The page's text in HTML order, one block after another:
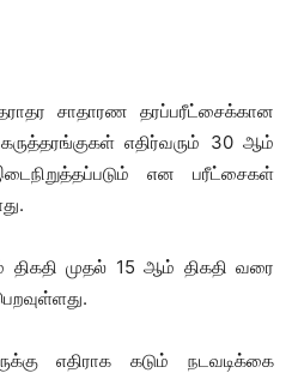
சாதாரண தரப்பரீட்சைக்கான
எதிர்வரும் 30 ஆம்
என பரீட்சைகள்
முதல் 15 ஆம் திகதி வரை
எதிராக கடும் நடவடிக்கை